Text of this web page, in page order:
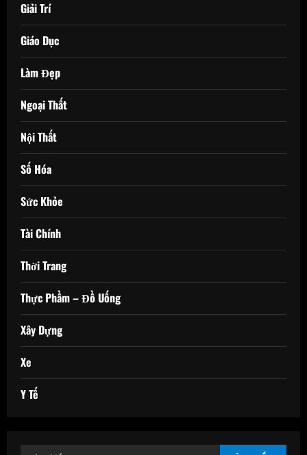
Giải Trí
Giáo Dục
Làm Đẹp
Ngoại Thất
Nội Thất
Số Hóa
Sức Khỏe
Tài Chính
Thời Trang
Thực Phầm – Đồ Uống
Xây Dựng
Xe
Y Tế